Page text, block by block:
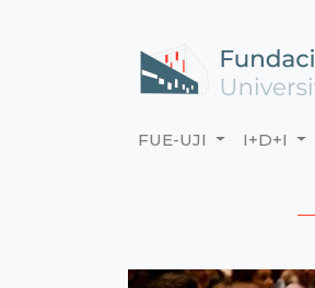
FUE-UJI I+D+I